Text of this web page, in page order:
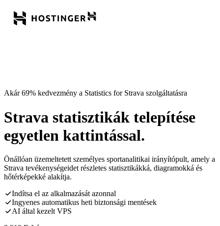
Akár 69% kedvezmény a Statistics for Strava szolgáltatásra
Strava statisztikák telepítése
egyetlen kattintással.
Önállóan üzemeltetett személyes sportanalitikai irányítópult, amely a
Strava tevékenységeidet részletes statisztikákká, diagramokká és
hőtérképekké alakítja.
Indítsa el az alkalmazását azonnal
Ingyenes automatikus heti biztonsági mentések
AI által kezelt VPS